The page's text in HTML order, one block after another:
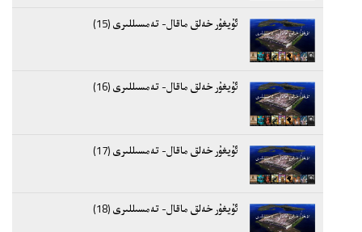
ئۇيغۇر خەلق ماقال- تەمسىللىرى (15)
ئۇيغۇر خەلق ماقال- تەمسىللىرى (16)
ئۇيغۇر خەلق ماقال- تەمسىللىرى (17)
ئۇيغۇر خەلق ماقال- تەمسىللىرى (18)